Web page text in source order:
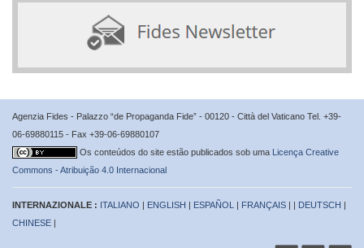
Agenzia Fides - Palazzo “de Propaganda Fide” - 00120 - Città del Vaticano Tel. +39-
06-69880115 - Fax +39-06-69880107
Os conteúdos do site estão publicados sob uma Licença Creative
Commons - Atribuição 4.0 Internacional
INTERNAZIONALE : ITALIANO | ENGLISH | ESPAÑOL | FRANÇAIS | | DEUTSCH |
CHINESE |